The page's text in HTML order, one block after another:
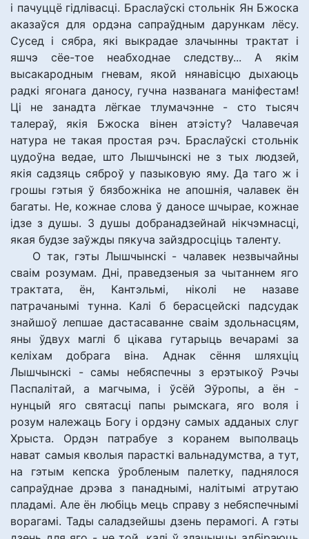
і пачуццё гідлівасці. Браслаўскі стольнік Ян Бжоска
аказаўся для ордэна сапраўдным дарункам лёсу.
Сусед і сябра, які выкрадае злачынны трактат і
яшчэ сёе-тое неабходнае следству... А якім
высакародным гневам, якой нянавісцю дыхаюць
радкі ягонага даносу, гучна названага маніфестам!
Ці не занадта лёгкае тлумачэнне - сто тысяч
талераў, якія Бжоска вінен атэісту? Чалавечая
натура не такая простая рэч. Браслаўскі стольнік
цудоўна ведае, што Лышчынскі не з тых людзей,
якія садзяць сяброў у пазыковую яму. Да таго ж і
грошы гэтыя ў бязбожніка не апошнія, чалавек ён
багаты. Не, кожнае слова ў даносе шчырае, кожнае
ідзе з душы. З душы добранадзейнай нікчэмнасці,
якая будзе заўжды пякуча зайздросціць таленту.
О так, гэты Лышчынскі - чалавек незвычайны
сваім розумам. Дні, праведзеныя за чытаннем яго
трактата, ён, Кантэльмі, ніколі не назаве
патрачанымі тунна. Калі б берасцейскі падсудак
знайшоў лепшае дастасаванне сваім здольнасцям,
яны ўдвух маглі б цікава гутарыць вечарамі за
келіхам добрага віна. Аднак сёння шляхціц
Лышчынскі - самы небяспечны з ерэтыкоў Рэчы
Паспалітай, а магчыма, і ўсёй Эўропы, а ён -
нунцый яго святасці папы рымскага, яго воля і
розум належаць Богу і ордэну самых адданых слуг
Хрыста. Ордэн патрабуе з коранем выполваць
нават самыя кволыя парасткі вальнадумства, а тут,
на гэтым кепска ўробленым палетку, паднялося
сапраўднае дрэва з панаднымі, налітымі атрутаю
пладамі. Але ён любіць мець справу з небяспечнымі
ворагамі. Тады саладзейшы дзень перамогі. А гэты